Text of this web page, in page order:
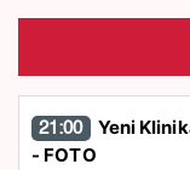
21:00
- FOTO